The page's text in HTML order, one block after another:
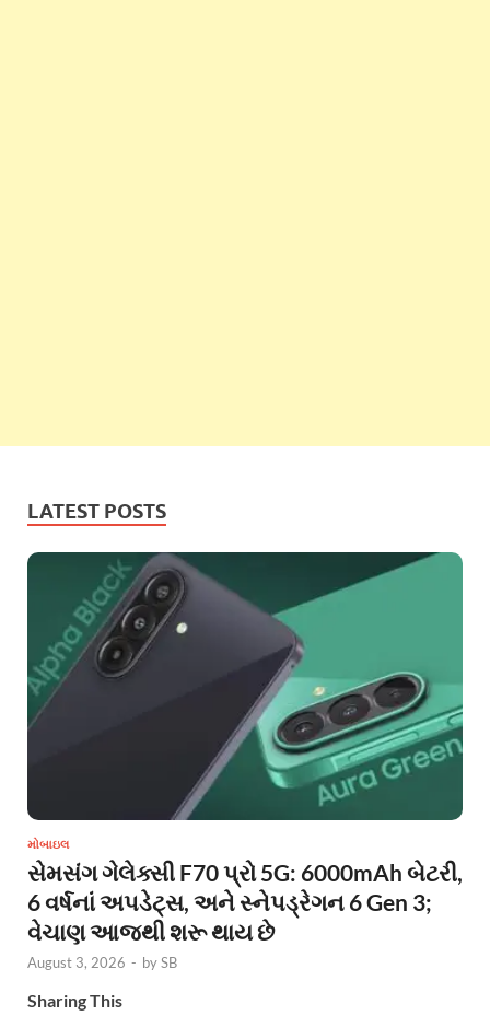
LATEST POSTS
મોબાઇલ
સેમસંગ ગેલેક્સી F70 પ્રો 5G: 6000mAh બેટરી,
6 વર્ષનાં અપડેટ્સ, અને સ્નેપડ્રેગન 6 Gen 3;
વેચાણ આજથી શરૂ થાય છે
August 3, 2026 - bySB
Sharing This